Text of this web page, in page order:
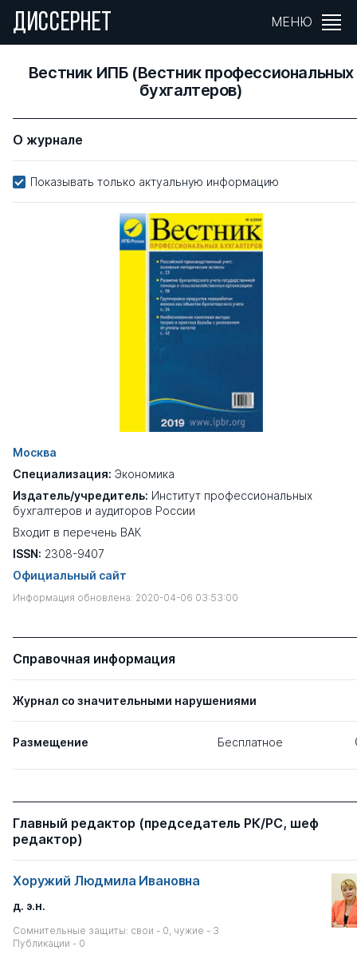
ДИССЕРНЕТ МЕНЮ
Вестник ИПБ (Вестник профессиональных
бухгалтеров)
О журнале
Показывать только актуальную информацию
Москва
Специализация: Экономика
Издатель/учредитель: Институт профессиональных
бухгалтеров и аудиторов России
Входит в перечень ВАК
ISSN: 2308-9407
Официальный сайт
Информация обновлена: 2020-04-06 03:53:00
Справочная информация
Журнал со значительными нарушениями
Размещение Бесплатное
Главный редактор (председатель РК/РС, шеф
редактор)
Хоружий Людмила Ивановна
д. э.н.
Сомнительные защиты: свои - 0, чужие - 3
Публикации - 0